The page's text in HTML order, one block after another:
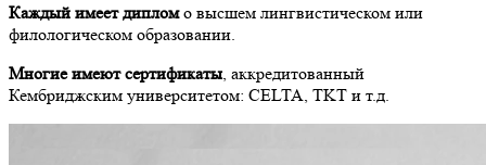
Каждый имеет дипломо высшем лингвистическом или
филологическом образовании.
Многие имеют сертификаты, аккредитованный
Кембриджским университетом: CELTA, TKT и т.д.